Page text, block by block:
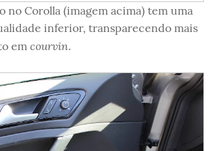
no Corolla (imagem acima) tem uma
inferior, transparecendo mais
em courvin.